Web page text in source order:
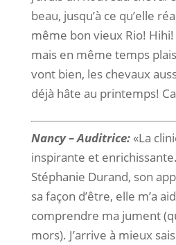
beau, jusqu’à ce qu’elle
même bon vieux Rio! Hihi!
mais en même temps
vont bien, les chevaux
déjà hâte au printemps!
Nancy – Auditrice:«La
inspirante et
Stéphanie Durand, son
sa façon d’être, elle m’a
comprendre ma jument
mors). J’arrive à mieux